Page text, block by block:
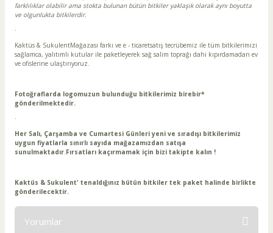
farklılıklar olabilir ama stokta bulunan bütün bitkiler yaklaşık olarak aynı boyutta
ve olgunlukta bitkilerdir.
·
Kaktüs & SukulentMağazası farkı ve e - ticaretsatış tecrübemiz ile tüm bitkilerimizi
sağlamca, yalıtımlı kutular ile paketleyerek sağ salim toprağı dahi kıpırdamadan ev
ve ofislerine ulaştırıyoruz.
Fotoğraflarda logomuzun bulunduğu bitkilerimiz birebir*
gönderilmektedir.
·
Her Salı, Çarşamba ve Cumartesi Günleri yeni ve sıradışı bitkilerimiz
uygun fiyatlarla sınırlı sayıda mağazamızdan satışa
sunulmaktadır.Fırsatları kaçırmamak için bizi takipte kalın !
Kaktüs & Sukulent' tenaldığınız bütün bitkiler tek paket halinde birlikte
gönderilecektir.
Yorumlar